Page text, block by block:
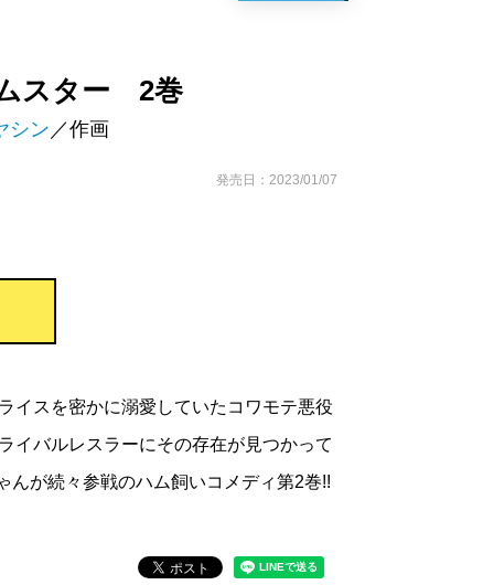
スター 2巻
シン ／作画
発売日：2023/01/07
イスを密かに溺愛していたコワモテ悪役
イバルレスラーにその存在が見つかって
が続々参戦のハム飼いコメディ第2巻!!